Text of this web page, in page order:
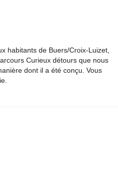
habitants de Buers/Croix-Luizet,
Curieux détours que nous
dont il a été conçu. Vous